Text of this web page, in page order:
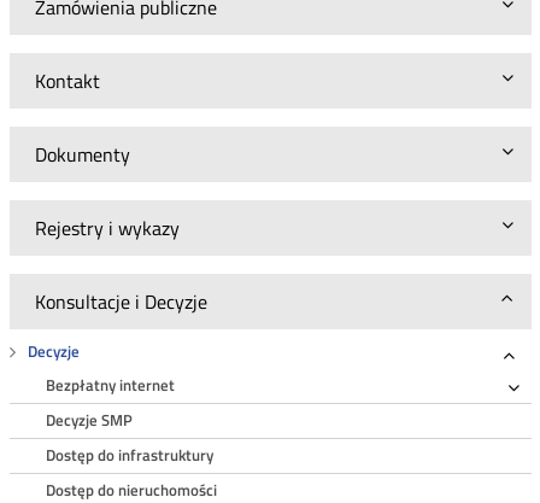
Zamówienia publiczne
Kontakt
Dokumenty
Rejestry i wykazy
Konsultacje i Decyzje
Decyzje
Bezpłatny internet
Decyzje SMP
Dostęp do infrastruktury
Dostęp do nieruchomości